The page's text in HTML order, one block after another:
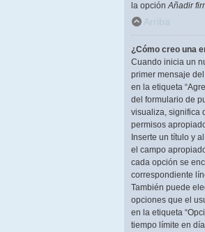
la opciónAñadir
Arriba
¿Cómo creo una
Cuando inicia un
primer mensaje
en la etiqueta
del formulario de
visualiza, significa
permisos
Inserte un título y
el campo
cada opción se
correspondiente
También puede
opciones que el
en la etiqueta
tiempo límite en